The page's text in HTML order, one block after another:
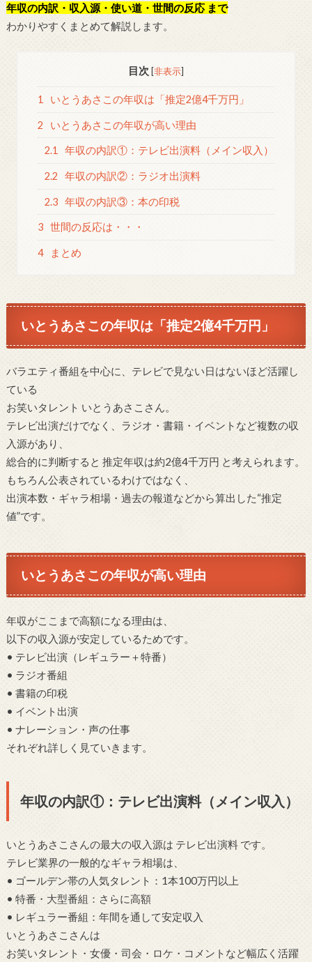
年収の内訳・収入源・使い道・世間の反応 まで
わかりやすくまとめて解説します。
目次 [非表示]
1 いとうあさこの年収は「推定2億4千万円」
2 いとうあさこの年収が高い理由
2.1 年収の内訳①：テレビ出演料（メイン収入）
2.2 年収の内訳②：ラジオ出演料
2.3 年収の内訳③：本の印税
3 世間の反応は・・・
4 まとめ
いとうあさこの年収は「推定2億4千万円」
バラエティ番組を中心に、テレビで見ない日はないほど活躍し
ている
お笑いタレント いとうあさこさん。
テレビ出演だけでなく、ラジオ・書籍・イベントなど複数の収
入源があり、
総合的に判断すると 推定年収は約2億4千万円 と考えられます。
もちろん公表されているわけではなく、
出演本数・ギャラ相場・過去の報道などから算出した“推定
値”です。
いとうあさこの年収が高い理由
年収がここまで高額になる理由は、
以下の収入源が安定しているためです。
• テレビ出演（レギュラー＋特番）
• ラジオ番組
• 書籍の印税
• イベント出演
• ナレーション・声の仕事
それぞれ詳しく見ていきます。
年収の内訳①：テレビ出演料（メイン収入）
いとうあさこさんの最大の収入源は テレビ出演料 です。
テレビ業界の一般的なギャラ相場は、
• ゴールデン帯の人気タレント：1本100万円以上
• 特番・大型番組：さらに高額
• レギュラー番組：年間を通して安定収入
いとうあさこさんは
お笑いタレント・女優・司会・ロケ・コメントなど幅広く活躍